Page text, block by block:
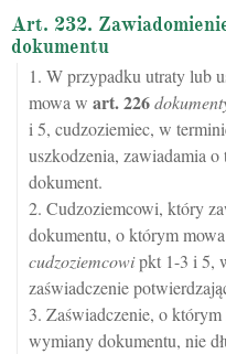
Art. 232.
dokumentu
1. W przypadku utraty lub
mowa w art.226
i 5, cudzoziemiec, w
uszkodzenia, zawiadamia
dokument.
2. Cudzoziemcowi, który
dokumentu, o którym
cudzoziemcowipkt 1-3 i 5,
zaświadczenie
3. Zaświadczenie, o
wymiany dokumentu, nie